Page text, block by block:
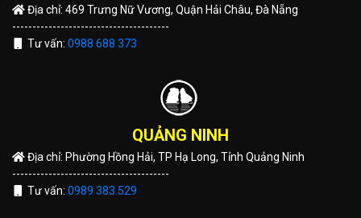
Địa chỉ: 469 Trưng Nữ Vương, Quận Hải Châu, Đà Nẵng
---------------------------------------
Tư vấn: 0988 688 373
QUẢNG NINH
Địa chỉ: Phường Hồng Hải, TP Hạ Long, Tỉnh Quảng Ninh
---------------------------------------
Tư vấn: 0989 383 529